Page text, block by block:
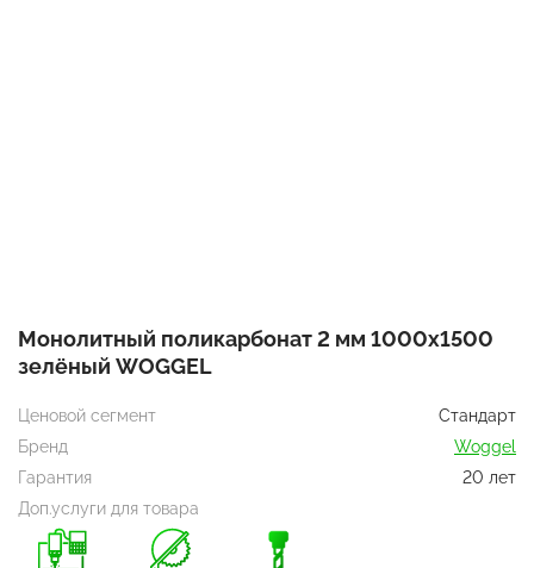
Монолитный поликарбонат 2 мм 1000х1500
зелёный WOGGEL
Ценовой сегмент
Стандарт
Бренд
Woggel
Гарантия
20 лет
Доп.услуги для товара